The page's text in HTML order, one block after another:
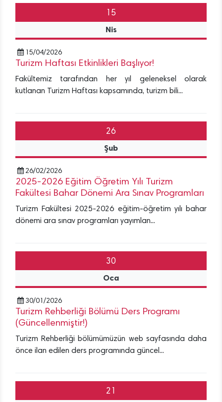
15
Nis
15/04/2026
Turizm Haftası Etkinlikleri Başlıyor!
Fakültemiz tarafından her yıl geleneksel olarak
kutlanan Turizm Haftası kapsamında, turizm bili...
26
Şub
26/02/2026
2025-2026 Eğitim Öğretim Yılı Turizm
Fakültesi Bahar Dönemi Ara Sınav Programları
Turizm Fakültesi 2025-2026 eğitim-öğretim yılı bahar
dönemi ara sınav programları yayımlan...
30
Oca
30/01/2026
Turizm Rehberliği Bölümü Ders Programı
(Güncellenmiştir!)
Turizm Rehberliği bölümümüzün web sayfasında daha
önce ilan edilen ders programında güncel...
21